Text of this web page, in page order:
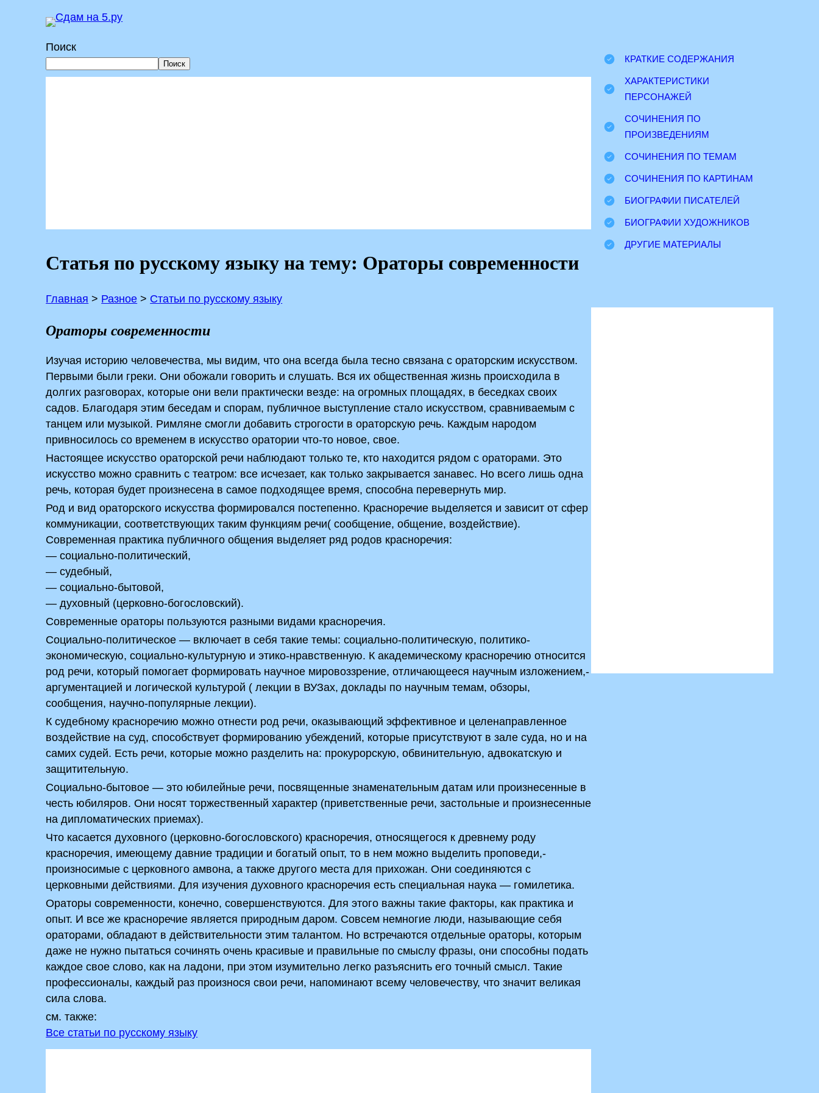
Перейти
к
содержимому
Поиск
Поиск
Статья по русскому языку на тему: Ораторы современности
Главная > Разное > Статьи по русскому языку
Ораторы современности
Изучая историю человечества, мы видим, что она всегда была тесно связана с ораторским искусством.
Первыми были греки. Они обожали говорить и слушать. Вся их общественная жизнь происходила в
долгих разговорах, которые они вели­ практически везде: на огромных площадях, в беседках своих
садов. Благодаря этим беседам и спорам, публичное выступление стало искусством, сравниваемым с
танцем или музыкой. Римляне смогли добавить строгости в ораторскую речь. Каждым народом
привносилось со временем­ в искусство оратории что-то новое, свое.
Настоящее искусство ораторской речи наблюдают только те, кто находится рядом с ораторами. Это
искусство можно сравнить с театром: все исчезает, как только закрывается занавес. Но всего лишь одна
речь, которая будет произнесена в самое подходящее время, способна перевернуть мир.
Род и вид ораторского искусства формировался постепенно. Красноречие выделяется и зависит от сфер
коммуникации, соответствующих таким функциям речи( сообщение, общение, воздействие).
Современная практика публичного общения выделяет ряд родов красноречия:
— социально-политический,
— судебный,
— социально-бытовой,
— духовный (церковно-богословский).
Современные ораторы пользуются разными видами красноречия.
Социально-политическое — включает в себя такие темы:­ социально-политическую, политико-
экономическую, социально-культурную и этико-нравственную. К академическому красноречию относится
род речи, который помогает формировать научное мировоззрение, отличающееся научным изложением,­
аргументацией и логической культурой ( лекции в ВУЗах, доклады по научным темам, обзоры,
сообщения, научно-популярные лекции).
К судебному красноречию можно отнести род речи, оказывающий эффективное и целенаправленное
воздействие на суд, способствует формированию убеждений, которые присутствуют в зале суда, но и на
самих судей. Есть речи, которые можно разделить на: прокурорскую, обвинительную, адвокатскую и
защитительную.
Социально-бытовое­ — это юбилейные речи, посвященные знаменательным датам или произнесенные в
честь юбиляров. Они носят торжественный характер (приветственные речи, застольные и произнесенные
на дипломатических приемах).
Что касается духовного (церковно-богословского) красноречия, относящегося­ к древнему роду
красноречия, имеющему давние традиции и богатый опыт, то в нем можно выделить проповеди,­
произносимые с церковного амвона, а также другого места для прихожан. Они соединяются с
церковными действиями. Для изучения духовного красноречия есть специальная наука — гомилетика.
Ораторы современности, конечно, совершенствуются. Для этого важны такие факторы, как практика и
опыт. И все же красноречие является природным даром. Совсем немногие люди, называющие себя
ораторами, обладают в действительности­ этим талантом. Но встречаются отдельные ораторы, которым
даже не нужно­ пытаться сочинять очень красивые и правильные по смыслу­ фразы, они способны подать
каждое свое слово, как на ладони, при этом изумительно легко разъяснить его точный смысл. Такие
профессионалы, каждый раз произнося свои речи, напоминают всему человечеству, что значит великая
сила слова.
см. также:
Все статьи по русскому языку
КРАТКИЕ СОДЕРЖАНИЯ
ХАРАКТЕРИСТИКИ
ПЕРСОНАЖЕЙ
СОЧИНЕНИЯ ПО
ПРОИЗВЕДЕНИЯМ
СОЧИНЕНИЯ ПО ТЕМАМ
СОЧИНЕНИЯ ПО КАРТИНАМ
БИОГРАФИИ ПИСАТЕЛЕЙ
БИОГРАФИИ ХУДОЖНИКОВ
ДРУГИЕ МАТЕРИАЛЫ